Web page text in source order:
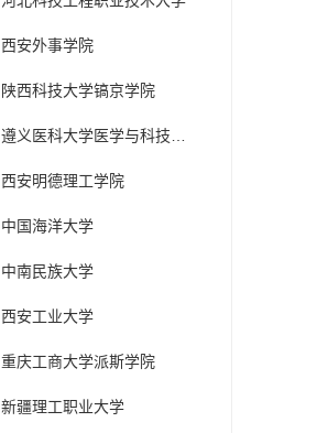
西安外事学院
陕西科技大学镐京学院
西安明德理工学院
中国海洋大学
中南民族大学
西安工业大学
重庆工商大学派斯学院
新疆理工职业大学